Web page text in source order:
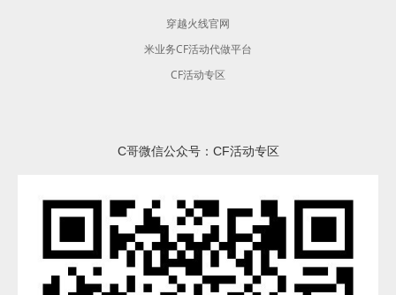
穿越火线官网
米业务CF活动代做平台
CF活动专区
C哥微信公众号：CF活动专区